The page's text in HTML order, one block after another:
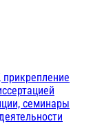
прикрепление
семинары